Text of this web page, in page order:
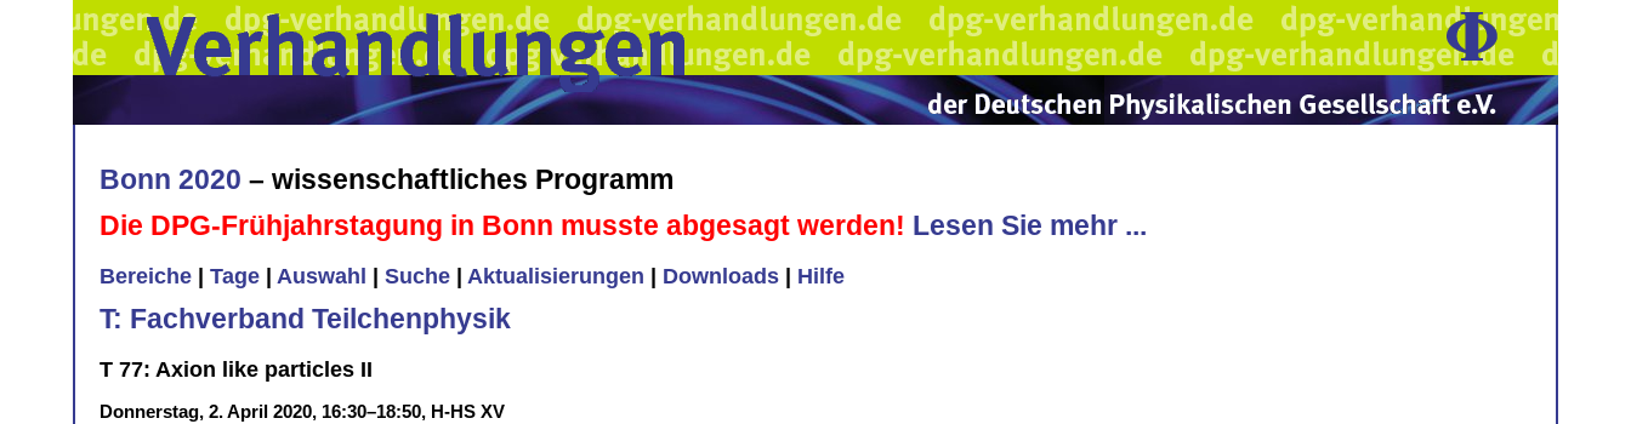
Bonn 2020 – wissenschaftliches Programm
Die DPG-Frühjahrstagung in Bonn musste abgesagt werden! Lesen Sie mehr ...
Bereiche | Tage | Auswahl | Suche | Aktualisierungen | Downloads | Hilfe
T: Fachverband Teilchenphysik
T 77: Axion like particles II
Donnerstag, 2. April 2020, 16:30–18:50, H-HS XV